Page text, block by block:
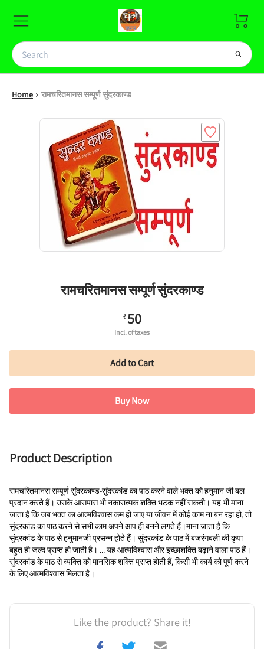
Home रामचरितमानस सम्पूर्ण सुंदरकाण्ड
रामचरितमानस सम्पूर्ण सुंदरकाण्ड
₹50
Incl. of taxes
Add to Cart
Buy Now
Product Description
रामचरितमानस सम्पूर्ण सुंदरकाण्ड-सुंदरकांड का पाठ करने वाले भक्त को हनुमान जी बल
प्रदान करते हैं। उसके आसपास भी नकारात्मक शक्ति भटक नहीं सकती। यह भी माना
जाता है कि जब भक्त का आत्मविश्वास कम हो जाए या जीवन में कोई काम ना बन रहा हो, तो
सुंदरकांड का पाठ करने से सभी काम अपने आप ही बनने लगते हैं।माना जाता है कि
सुंदरकांड के पाठ से हनुमानजी प्रसन्न होते हैं। सुंदरकांड के पाठ में बजरंगबली की कृपा
बहुत ही जल्द प्राप्त हो जाती है। ... यह आत्मविश्वास और इच्छाशक्ति बढ़ाने वाला पाठ हैं।
सुंदरकांड के पाठ से व्यक्ति को मानसिक शक्ति प्राप्त होती हैं, किसी भी कार्य को पूर्ण करने
के लिए आत्मविश्वास मिलता है।
Like the product? Share it!